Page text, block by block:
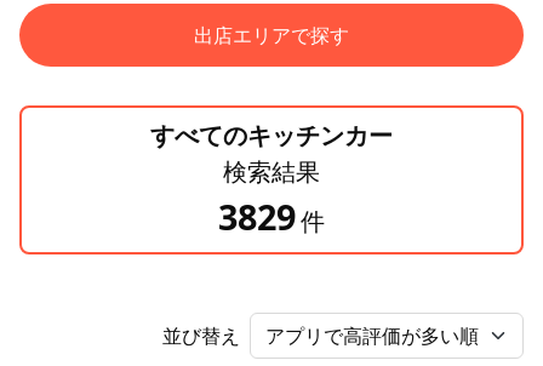
出店エリアで探す
すべてのキッチンカー
検索結果
3829件
並び替え